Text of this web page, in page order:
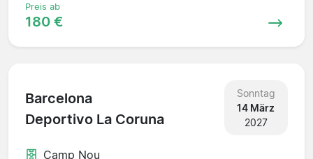
Preis ab
180 €
Barcelona
Deportivo La Coruna
Sonntag
14 März
2027
Camp Nou